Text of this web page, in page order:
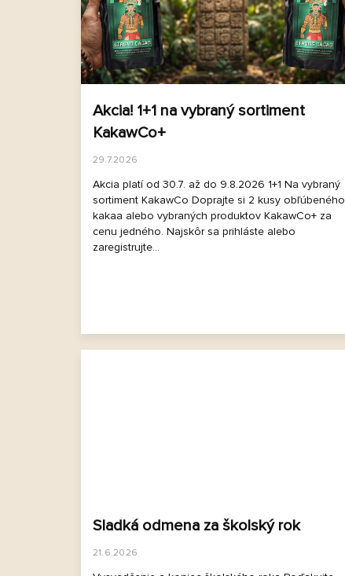
č
l
á
n
k
Akcia! 1+1 na vybraný sortiment
KakawCo+
29.7.2026
Akcia platí od 30.7. až do 9.8.2026 1+1 Na vybraný
sortiment KakawCo Doprajte si 2 kusy obľúbeného
kakaa alebo vybraných produktov KakawCo+ za
cenu jedného. Najskôr sa prihláste alebo
zaregistrujte...
Sladká odmena za školský rok
21.6.2026